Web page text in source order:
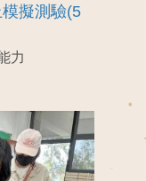
擬測驗(5
力